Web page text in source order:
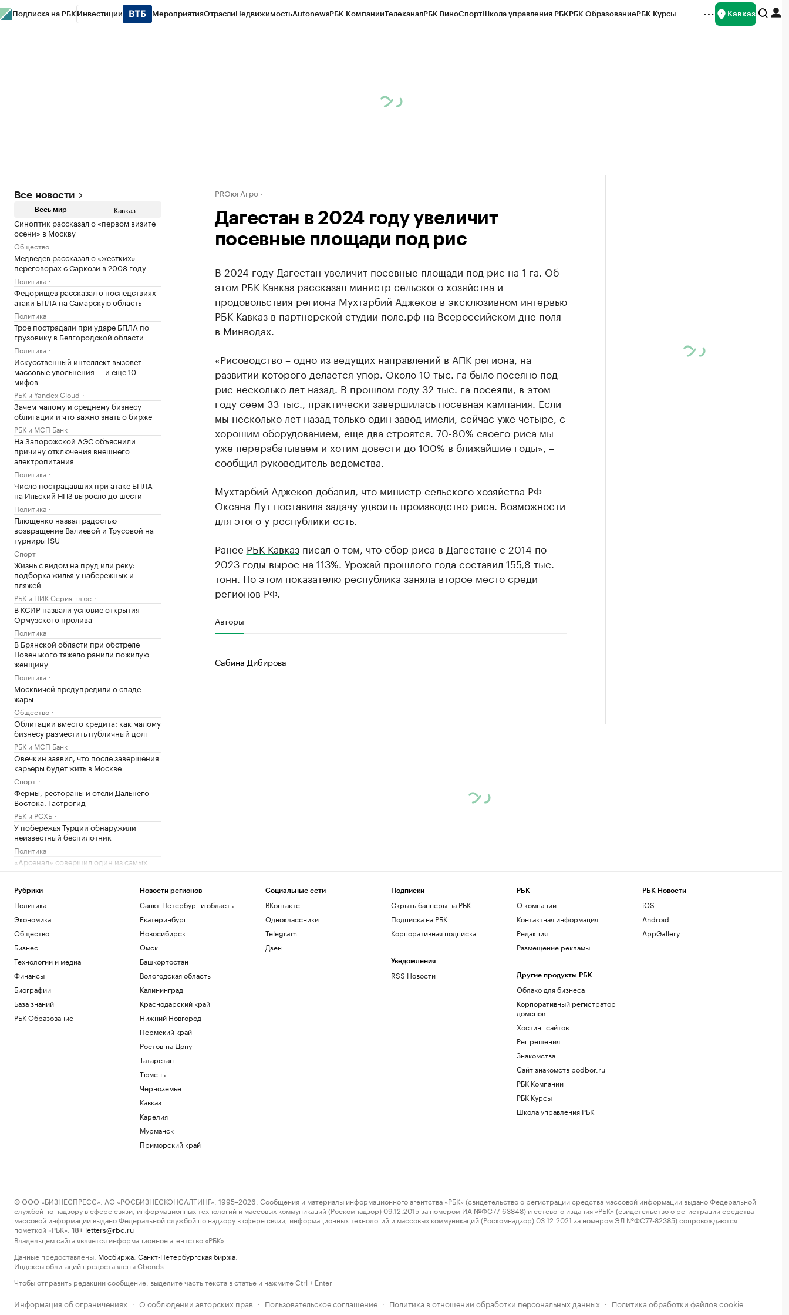
Подписка на РБК Инвестиции МероприятияОтраслиНедвижимостьAutonewsРБК КомпанииТелеканалРБК ВиноСпортШкола управления РБКРБК ОбразованиеРБК Курсы Кавказ
Все новости
Весь мир Кавказ
Синоптик рассказал о «первом визите
осени» в Москву
Общество
Медведев рассказал о «жестких»
переговорах с Саркози в 2008 году
Политика
Федорищев рассказал о последствиях
атаки БПЛА на Самарскую область
Политика
Трое пострадали при ударе БПЛА по
грузовику в Белгородской области
Политика
Искусственный интеллект вызовет
массовые увольнения — и еще 10
мифов
РБК и Yandex Cloud
Зачем малому и среднему бизнесу
облигации и что важно знать о бирже
РБК и МСП Банк
На Запорожской АЭС объяснили
причину отключения внешнего
электропитания
Политика
Число пострадавших при атаке БПЛА
на Ильский НПЗ выросло до шести
Политика
Плющенко назвал радостью
возвращение Валиевой и Трусовой на
турниры ISU
Спорт
Жизнь с видом на пруд или реку:
подборка жилья у набережных и
пляжей
РБК и ПИК Серия плюс
В КСИР назвали условие открытия
Ормузского пролива
Политика
В Брянской области при обстреле
Новенького тяжело ранили пожилую
женщину
Политика
Москвичей предупредили о спаде
жары
Общество
Облигации вместо кредита: как малому
бизнесу разместить публичный долг
РБК и МСП Банк
Овечкин заявил, что после завершения
карьеры будет жить в Москве
Спорт
Фермы, рестораны и отели Дальнего
Востока. Гастрогид
РБК и РСХБ
У побережья Турции обнаружили
неизвестный беспилотник
Политика
«Арсенал» совершил один из самых
дорогих трансферов в своей истории
Премьер Болгарии сообщил о взрыве
беспилотника рядом с газопроводом
Политика
Развожаев сообщил подробности двух
атак ВСУ на Севастополь
Политика
PROюгАгро
Дагестан в 2024 году увеличит
посевные площади под рис
В 2024 году Дагестан увеличит посевные площади под рис на 1 га. Об
этом РБК Кавказ рассказал министр сельского хозяйства и
продовольствия региона Мухтарбий Аджеков в эксклюзивном интервью
РБК Кавказ в партнерской студии поле.рф на Всероссийском дне поля
в Минводах.
«Рисоводство – одно из ведущих направлений в АПК региона, на
развитии которого делается упор. Около 10 тыс. га было посеяно под
рис несколько лет назад. В прошлом году 32 тыс. га посеяли, в этом
году сеем 33 тыс., практически завершилась посевная кампания. Если
мы несколько лет назад только один завод имели, сейчас уже четыре, с
хорошим оборудованием, еще два строятся. 70-80% своего риса мы
уже перерабатываем и хотим довести до 100% в ближайшие годы», –
сообщил руководитель ведомства.
Мухтарбий Аджеков добавил, что министр сельского хозяйства РФ
Оксана Лут поставила задачу удвоить производство риса. Возможности
для этого у республики есть.
Ранее РБК Кавказписал о том, что сбор риса в Дагестане с 2014 по
2023 годы вырос на 113%. Урожай прошлого года составил 155,8 тыс.
тонн. По этом показателю республика заняла второе место среди
регионов РФ.
Авторы
Сабина Дибирова
Рубрики
Политика
Экономика
Общество
Бизнес
Технологии и медиа
Финансы
Биографии
База знаний
РБК Образование
Новости регионов
Санкт-Петербург и область
Екатеринбург
Новосибирск
Омск
Башкортостан
Вологодская область
Калининград
Краснодарский край
Нижний Новгород
Пермский край
Ростов-на-Дону
Татарстан
Тюмень
Черноземье
Кавказ
Карелия
Мурманск
Приморский край
Социальные сети
ВКонтакте
Одноклассники
Telegram
Дзен
Подписки
Скрыть баннеры на РБК
Подписка на РБК
Корпоративная подписка
Уведомления
RSS Новости
РБК
О компании
Контактная информация
Редакция
Размещение рекламы
Другие продукты РБК
Облако для бизнеса
Корпоративный регистратор
доменов
Хостинг сайтов
Рег.решения
Знакомства
Сайт знакомств podbor.ru
РБК Компании
РБК Курсы
Школа управления РБК
РБК Новости
iOS
Android
AppGallery
© ООО «БИЗНЕСПРЕСС», АО «РОСБИЗНЕСКОНСАЛТИНГ», 1995–2026. Сообщения и материалы информационного агентства «РБК» (свидетельство о регистрации средства массовой информации выдано Федеральной
службой по надзору в сфере связи, информационных технологий и массовых коммуникаций (Роскомнадзор) 09.12.2015 за номером ИА №ФС77-63848) и сетевого издания «РБК» (свидетельство о регистрации средства
массовой информации выдано Федеральной службой по надзору в сфере связи, информационных технологий и массовых коммуникаций (Роскомнадзор) 03.12.2021 за номером ЭЛ №ФС77-82385) сопровождаются
пометкой «РБК».
18+ letters@rbc.ru
Владельцем сайта является информационное агентство «РБК».
Данные предоставлены: Мосбиржа Санкт-Петербургская биржа
Индексы облигаций предоставлены Cbonds.
Чтобы отправить редакции сообщение, выделите часть текста в статье и нажмите Ctrl + Enter
Информация об ограничениях · О соблюдении авторских прав · Пользовательское соглашение · Политика в отношении обработки персональных данных · Политика обработки файлов cookie